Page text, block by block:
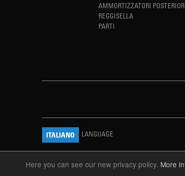
Here you can see our new privacy policy. More
AMMORTIZZATORI
REGGISELLA
PARTI
ITALIANO LANGUAGE